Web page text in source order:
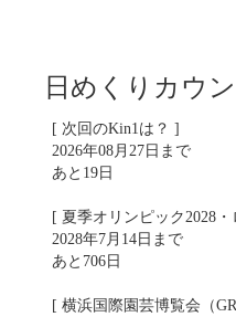
日めくりカウ
[ 次回のKin1は？ ]
2026年08月27日まで
あと19日
[ 夏季オリンピック2028
2028年7月14日まで
あと706日
[ 横浜国際園芸博覧会（